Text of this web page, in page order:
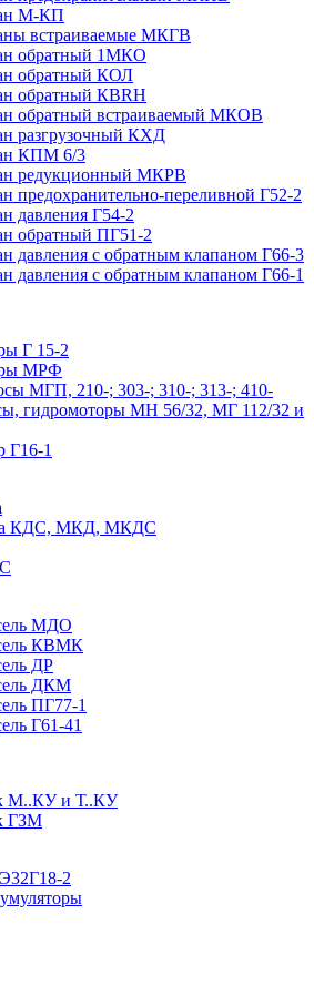
М-КП
встраиваемые МКГВ
обратный 1МКО
обратный КОЛ
обратный КВRН
обратный встраиваемый МКОВ
разгрузочный КХД
КПМ 6/3
редукционный МКРВ
предохранительно-переливной Г52-2
давления Г54-2
обратный ПГ51-2
давления с обратным клапаном Г66-3
давления с обратным клапаном Г66-1
Г 15-2
МРФ
МГП, 210-; 303-; 310-; 313-; 410-
гидромоторы МН 56/32, МГ 112/32 и
Г16-1
КДС, МКД, МКДС
МДО
КВМК
ДР
ДКМ
ПГ77-1
Г61-41
М..КУ и Т..КУ
ГЗМ
2